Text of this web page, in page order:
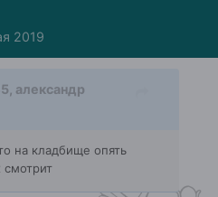
2019
александр
на кладбище опять
смотрит